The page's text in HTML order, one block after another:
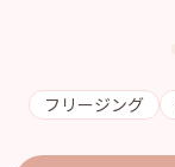
フリージング